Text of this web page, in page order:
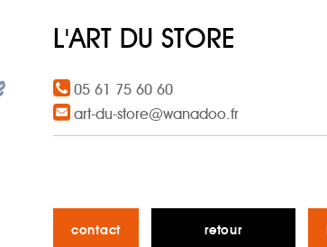
L'ART DU STORE
05 61 75 60 60
art-du-store@wanadoo.fr
contact retour